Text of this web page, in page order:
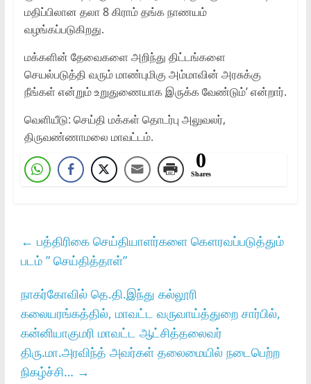
மதிப்பிலான தலா 8 கிராம் தங்க நாணயம்
வழங்கப்படுகிறது.
மக்களின் தேவைகளை அறிந்து திட்டங்களை
செயல்படுத்தி வரும் மாண்புமிகு அம்மாவின் அரசுக்கு
நீங்கள் என்றும் உறுதுணையாக இருக்க வேண்டும்’ என்றார்.
வெளியீடு: செய்தி மக்கள் தொடர்பு அலுவலர்,
திருவண்ணாமலை மாவட்டம்.
0
Shares
← பத்திரிகை செய்தியாளர்களை கௌரவப்படுத்தும்
படம் ” செய்தித்தாள்”
நாகர்கோவில்‌ தெ.தி.இந்து கல்லூரி
கலையரங்கத்தில்‌, மாவட்ட வருவாய்த்துறை சார்பில்‌,
கன்னியாகுமரி மாவட்ட ஆட்சித்தலைவர்‌
திரு.மா.அரவிந்த்‌ அவர்கள்‌ தலைமையில்‌ நடைபெற்ற
நிகழ்ச்சி… →